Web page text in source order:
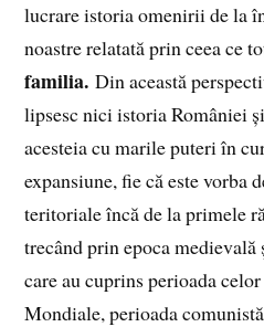
lucrare istoria omenirii de la
noastre relatată prin ceea ce
familia. Din această
lipsesc nici istoria României
acesteia cu marile puteri în
expansiune, fie că este vorba
teritoriale încă de la primele
trecând prin epoca medievală
care au cuprins perioada
Mondiale, perioada